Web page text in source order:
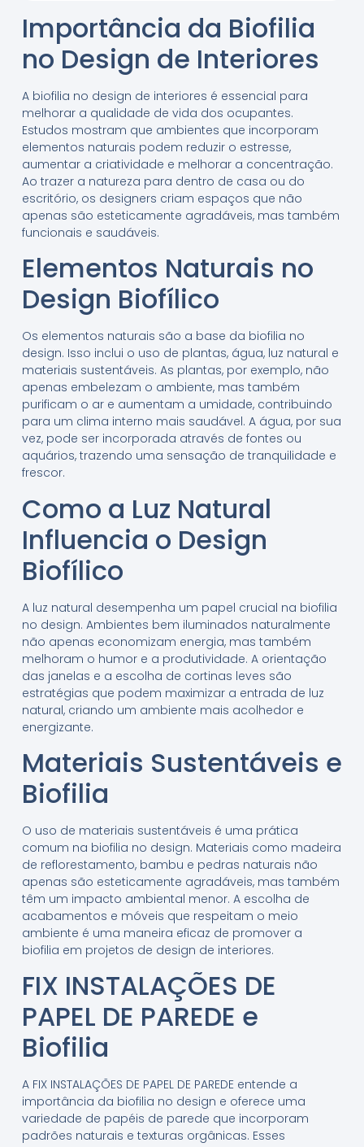
Importância da Biofilia
no Design de Interiores
A biofilia no design de interiores é essencial para
melhorar a qualidade de vida dos ocupantes.
Estudos mostram que ambientes que incorporam
elementos naturais podem reduzir o estresse,
aumentar a criatividade e melhorar a concentração.
Ao trazer a natureza para dentro de casa ou do
escritório, os designers criam espaços que não
apenas são esteticamente agradáveis, mas também
funcionais e saudáveis.
Elementos Naturais no
Design Biofílico
Os elementos naturais são a base da biofilia no
design. Isso inclui o uso de plantas, água, luz natural e
materiais sustentáveis. As plantas, por exemplo, não
apenas embelezam o ambiente, mas também
purificam o ar e aumentam a umidade, contribuindo
para um clima interno mais saudável. A água, por sua
vez, pode ser incorporada através de fontes ou
aquários, trazendo uma sensação de tranquilidade e
frescor.
Como a Luz Natural
Influencia o Design
Biofílico
A luz natural desempenha um papel crucial na biofilia
no design. Ambientes bem iluminados naturalmente
não apenas economizam energia, mas também
melhoram o humor e a produtividade. A orientação
das janelas e a escolha de cortinas leves são
estratégias que podem maximizar a entrada de luz
natural, criando um ambiente mais acolhedor e
energizante.
Materiais Sustentáveis e
Biofilia
O uso de materiais sustentáveis é uma prática
comum na biofilia no design. Materiais como madeira
de reflorestamento, bambu e pedras naturais não
apenas são esteticamente agradáveis, mas também
têm um impacto ambiental menor. A escolha de
acabamentos e móveis que respeitam o meio
ambiente é uma maneira eficaz de promover a
biofilia em projetos de design de interiores.
FIX INSTALAÇÕES DE
PAPEL DE PAREDE e
Biofilia
A FIX INSTALAÇÕES DE PAPEL DE PAREDE entende a
importância da biofilia no design e oferece uma
variedade de papéis de parede que incorporam
padrões naturais e texturas orgânicas. Esses